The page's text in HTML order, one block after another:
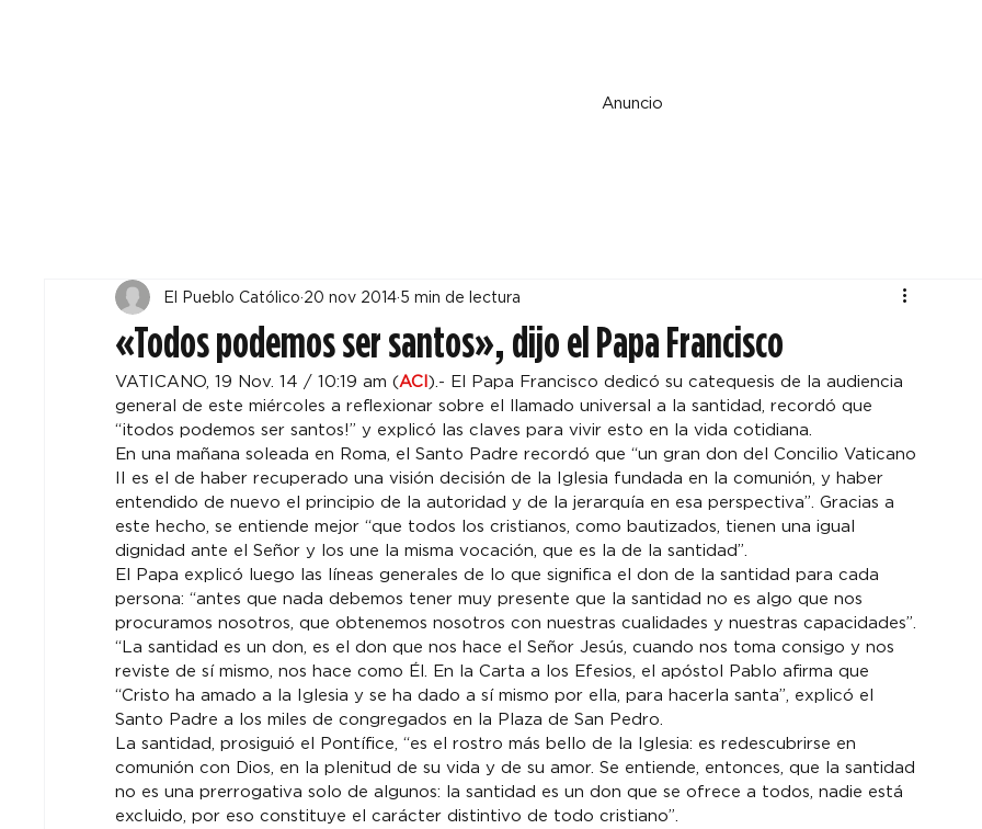
Anuncio
«Todos podemos ser santos», dijo el Papa Francisco
El Pueblo Católico 20 nov 2014 5 min de lectura
VATICANO, 19 Nov. 14 / 10:19 am (ACI).- El Papa Francisco dedicó su catequesis de la audiencia
general de este miércoles a reflexionar sobre el llamado universal a la santidad, recordó que
“¡todos podemos ser santos!” y explicó las claves para vivir esto en la vida cotidiana.
En una mañana soleada en Roma, el Santo Padre recordó que “un gran don del Concilio Vaticano
II es el de haber recuperado una visión decisión de la Iglesia fundada en la comunión, y haber
entendido de nuevo el principio de la autoridad y de la jerarquía en esa perspectiva”. Gracias a
este hecho, se entiende mejor “que todos los cristianos, como bautizados, tienen una igual
dignidad ante el Señor y los une la misma vocación, que es la de la santidad”.
El Papa explicó luego las líneas generales de lo que significa el don de la santidad para cada
persona: “antes que nada debemos tener muy presente que la santidad no es algo que nos
procuramos nosotros, que obtenemos nosotros con nuestras cualidades y nuestras capacidades”.
“La santidad es un don, es el don que nos hace el Señor Jesús, cuando nos toma consigo y nos
reviste de sí mismo, nos hace como Él. En la Carta a los Efesios, el apóstol Pablo afirma que
“Cristo ha amado a la Iglesia y se ha dado a sí mismo por ella, para hacerla santa”, explicó el
Santo Padre a los miles de congregados en la Plaza de San Pedro.
La santidad, prosiguió el Pontífice, “es el rostro más bello de la Iglesia: es redescubrirse en
comunión con Dios, en la plenitud de su vida y de su amor. Se entiende, entonces, que la santidad
no es una prerrogativa solo de algunos: la santidad es un don que se ofrece a todos, nadie está
excluido, por eso constituye el carácter distintivo de todo cristiano”.